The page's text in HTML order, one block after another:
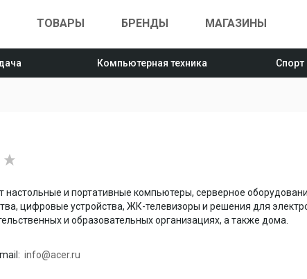
ТОВАРЫ БРЕНДЫ МАГАЗИНЫ
Компьютерная техника Спорт
настольные и портативные компьютеры, серверное
цифровые устройства, ЖК-телевизоры и решения для
и образовательных организациях, а также дома.
info@acer.ru